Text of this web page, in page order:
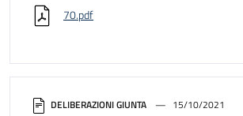
DELIBERAZIONI GIUNTA 15/10/2021
70.pdf